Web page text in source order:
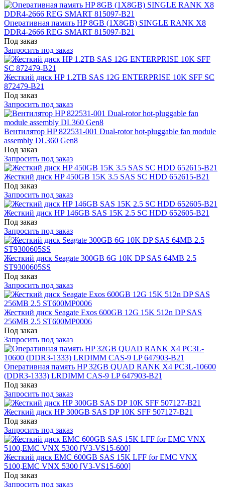
Оперативная память HP 8GB (1X8GB) SINGLE RANK X8
DDR4-2666 REG SMART 815097-B21
Под заказ
Запросить под заказ
Жесткий диск HP 1.2TB SAS 12G ENTERPRISE 10K SFF SC
872479-B21
Под заказ
Запросить под заказ
Вентилятор HP 822531-001 Dual-rotor hot-pluggable fan module
assembly DL360 Gen8
Под заказ
Запросить под заказ
Жесткий диск HP 450GB 15K 3.5 SAS SC HDD 652615-B21
Под заказ
Запросить под заказ
Жесткий диск HP 146GB SAS 15K 2.5 SC HDD 652605-B21
Под заказ
Запросить под заказ
Жесткий диск Seagate 300GB 6G 10K DP SAS 64MB 2.5
ST9300605SS
Под заказ
Запросить под заказ
Жесткий диск Seagate Exos 600GB 12G 15K 512n DP SAS
256MB 2.5 ST600MP0006
Под заказ
Запросить под заказ
Оперативная память HP 32GB QUAD RANK X4 PC3L-10600
(DDR3-1333) LRDIMM CAS-9 LP 647903-B21
Под заказ
Запросить под заказ
Жесткий диск HP 300GB SAS DP 10K SFF 507127-B21
Под заказ
Запросить под заказ
Жесткий диск EMC 600GB SAS 15K LFF for EMC VNX
5100,EMC VNX 5300 [V3-VS15-600]
Под заказ
Запросить под заказ